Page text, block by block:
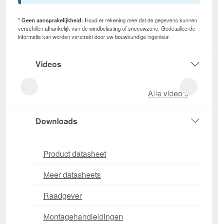
* Geen aansprakelijkheid: Houd er rekening mee dat de gegevens kunnen
verschillen afhankelijk van de windbelasting of sneeuwzone. Gedetailleerde
informatie kan worden verstrekt door uw bouwkundige ingenieur.
Videos
Alle video‘s
Downloads
Product datasheet
Meer datasheets
Raadgever
Montagehandleidingen